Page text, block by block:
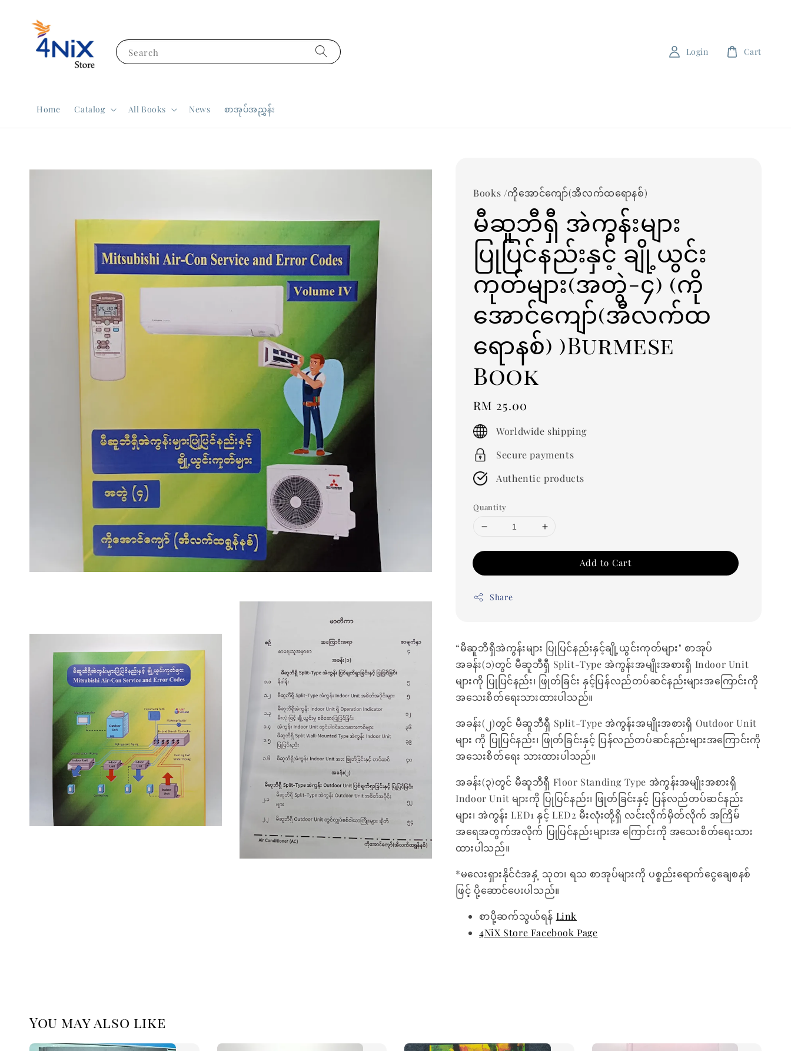
Search
Home Catalog All Books News စာအုပ်အညွှန်း
Login Cart
Books /ကိုအောင်ကျော်(အီလက်ထရောနစ်)
မီဆူဘီရှီ အဲကွန်းများ
ပြုပြင်နည်းနှင့် ချို့ယွင်း
ကုတ်များ(အတွဲ-၄) (ကို
အောင်ကျော်(အီလက်ထ
ရောနစ်) )Burmese
Book
Regular
price
RM 25.00
Worldwide shipping
Secure payments
Authentic products
Quantity
Add to Cart
Share
“မီဆူဘီရှီအဲကွန်းများ ပြုပြင်နည်းနှင့်ချို့ယွင်းကုတ်များ" စာအုပ်
အခန်း(၁)တွင် မီဆူဘီရှီ Split-Type အဲကွန်းအမျိုးအစားရှိ Indoor Unit
များကို ပြုပြင်နည်း၊ ဖြုတ်ခြင်း နှင့်ပြန်လည်တပ်ဆင်နည်းများအကြောင်းကို
အသေးစိတ်ရေးသားထားပါသည်။
အခန်း(၂)တွင် မီဆူဘီရှီ Split-Type အဲကွန်းအမျိုးအစားရှိ Outdoor Unit
များ ကို ပြုပြင်နည်း၊ ဖြုတ်ခြင်းနှင့် ပြန်လည်တပ်ဆင်နည်းများအကြောင်းကို
အသေးစိတ်ရေး သားထားပါသည်။
အခန်း(၃)တွင် မီဆူဘီရှီ Floor Standing Type အဲကွန်းအမျိုးအစားရှိ
Indoor Unit များကို ပြုပြင်နည်း၊ ဖြုတ်ခြင်းနှင့် ပြန်လည်တပ်ဆင်နည်း
များ၊ အဲကွန်း LED1 နှင့် LED2 မီးလုံးတို့ရှိ လင်းလိုက်မှိတ်လိုက် အကြိမ်
အရေအတွက်အလိုက် ပြုပြင်နည်းများအ ကြောင်းကို အသေးစိတ်ရေးသား
ထားပါသည်။
*မလေးရှားနိုင်ငံအနှံ့ သုတ၊ ရသ စာအုပ်များကို ပစ္စည်းရောက်ငွေချေစနစ်
ဖြင့် ပို့ဆောင်ပေးပါသည်။
စာပို့ဆက်သွယ်ရန် Link
4NiX Store Facebook Page
You may also like